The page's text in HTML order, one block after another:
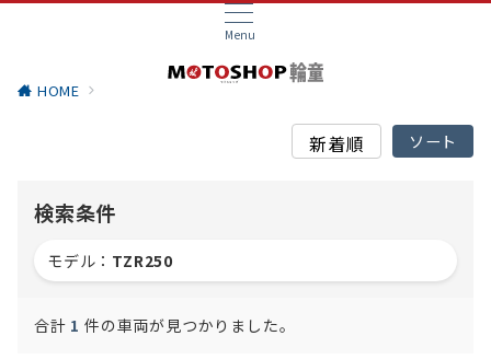
Menu
HOME
検索条件
モデル： TZR250
合計 1 件の車両が見つかりました。